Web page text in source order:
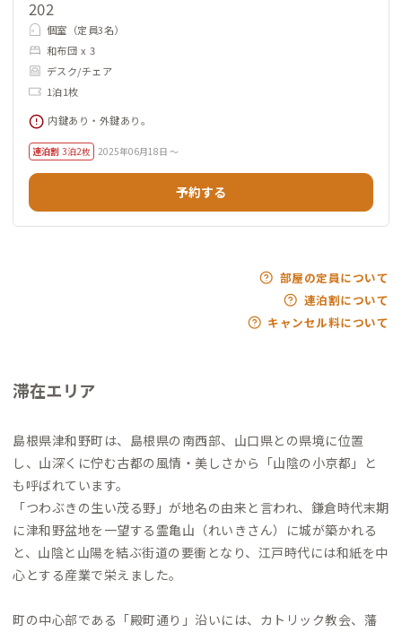
202
個室（定員3名）
和布団 x 3
デスク/チェア
1泊1枚
内鍵あり・外鍵あり。
連泊割 3泊2枚 2025年06月18日 ～
予約する
部屋の定員について
連泊割について
キャンセル料について
滞在エリア
島根県津和野町は、島根県の南西部、山口県との県境に位置
し、山深くに佇む古都の風情・美しさから「山陰の小京都」と
も呼ばれています。
「つわぶきの生い茂る野」が地名の由来と言われ、鎌倉時代末期
に津和野盆地を一望する霊亀山（れいきさん）に城が築かれる
と、山陰と山陽を結ぶ街道の要衝となり、江戸時代には和紙を中
心とする産業で栄えました。
町の中心部である「殿町通り」沿いには、カトリック教会、藩